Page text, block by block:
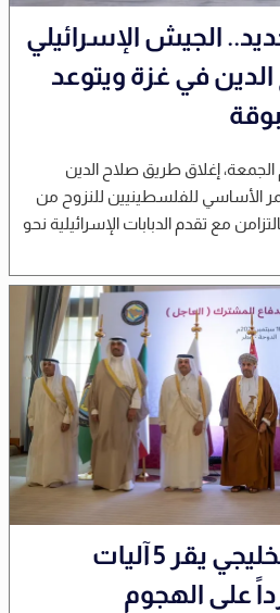
الجيش الإسرائيلي
في غزة ويتوعد
الجمعة، إغلاق طريق صلاح الدين
الأساسي للفلسطينيين للنزوح من
مع تقدم الدبابات الإسرائيلية نحو
مجلس التعاون الخليجي يقر 5 آليات
على الهجوم